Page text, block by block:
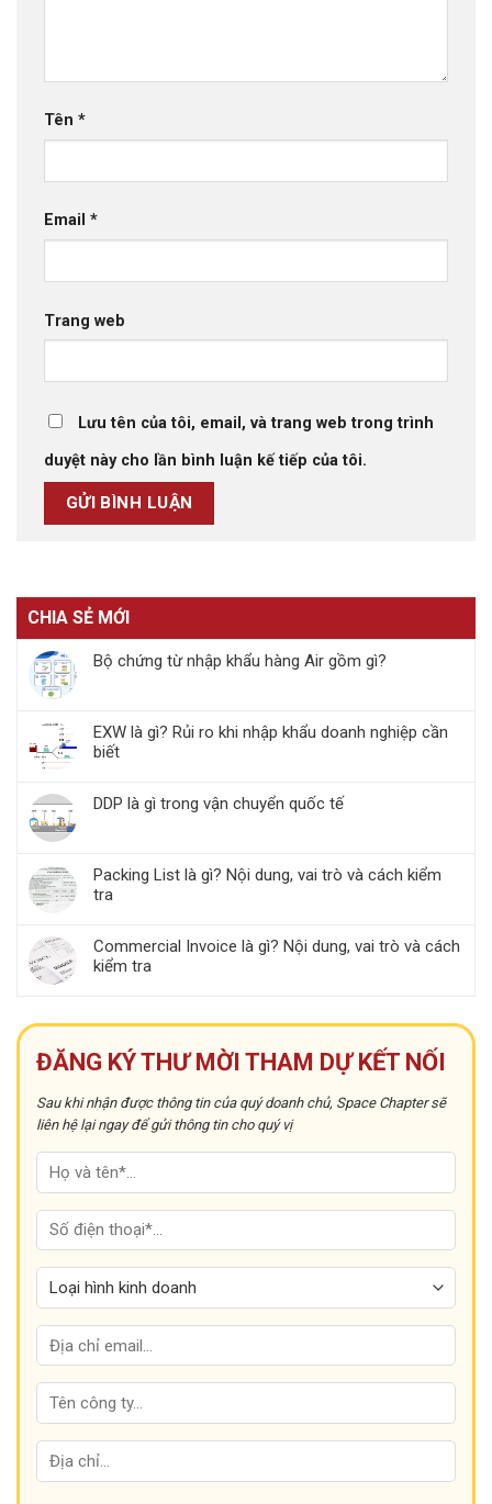
Tên *
Email *
Trang web
Lưu tên của tôi, email, và trang web trong trình
duyệt này cho lần bình luận kế tiếp của tôi.
CHIA SẺ MỚI
Bộ chứng từ nhập khẩu hàng Air gồm gì?
EXW là gì? Rủi ro khi nhập khẩu doanh nghiệp cần
biết
DDP là gì trong vận chuyển quốc tế
Packing List là gì? Nội dung, vai trò và cách kiểm
tra
Commercial Invoice là gì? Nội dung, vai trò và cách
kiểm tra
ĐĂNG KÝ THƯ MỜI THAM DỰ KẾT NỐI
Sau khi nhận được thông tin của quý doanh chủ, Space Chapter sẽ
liên hệ lại ngay để gửi thông tin cho quý vị